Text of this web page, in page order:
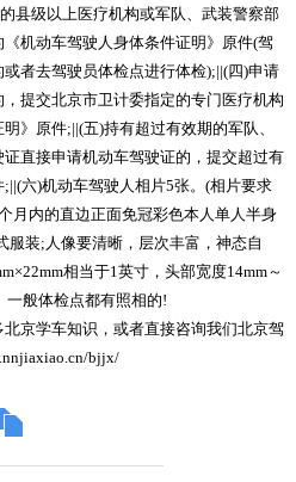
县级以上医疗机构或军队、武装警察部
机动车驾驶人身体条件证明》原件(驾
者去驾驶员体检点进行体检);||(四)申请
提交北京市卫计委指定的专门医疗机构
》原件;||(五)持有超过有效期的军队、
直接申请机动车驾驶证的，提交超过有
六)机动车驾驶人相片5张。(相片要求
月内的直边正面免冠彩色本人单人半身
服装;人像要清晰，层次丰富，神态自
相当于1英寸，头部宽度14mm～
一般体检点都有照相的!
京学车知识，或者直接咨询我们北京驾
bjjx/